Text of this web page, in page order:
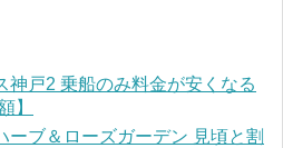
神戸2 乗船のみ料金が安くなる
】
ーブ＆ローズガーデン 見頃と割